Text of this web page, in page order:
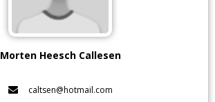
Morten Heesch Callesen
caltsen@hotmail.com